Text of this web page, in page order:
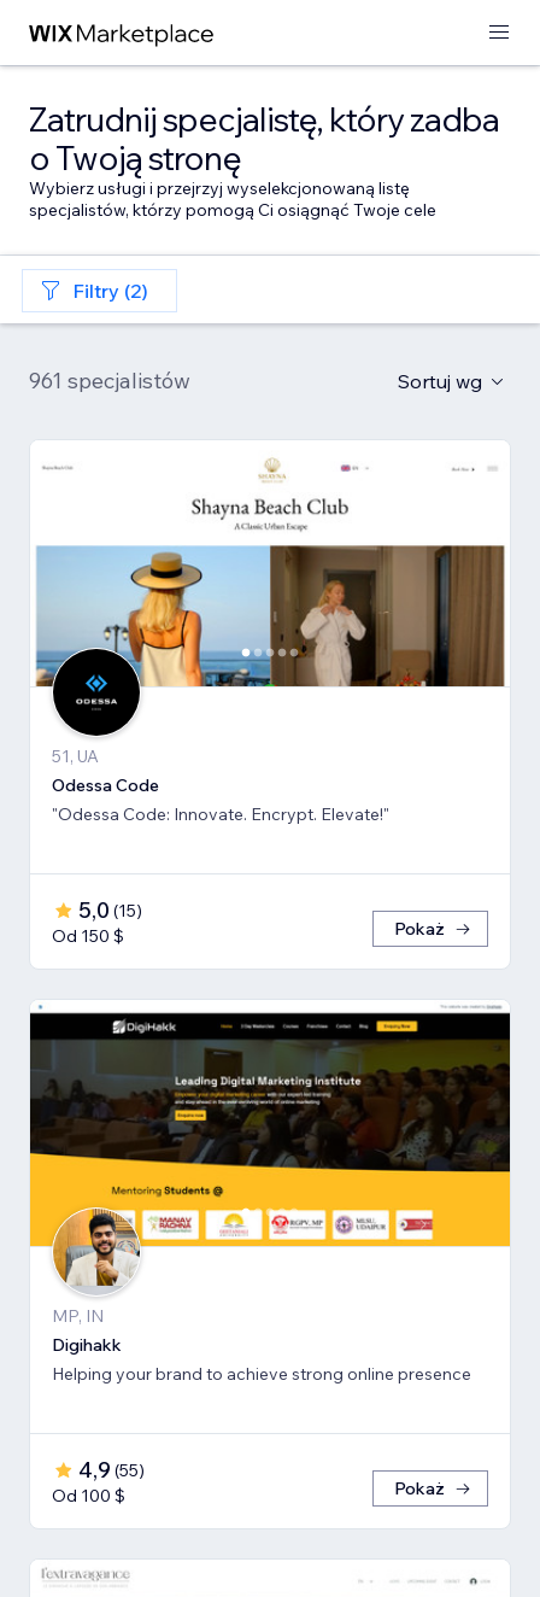
Zatrudnij specjalistę, który zadba
o Twoją stronę
Wybierz usługi i przejrzyj wyselekcjonowaną listę
specjalistów, którzy pomogą Ci osiągnąć Twoje cele
Filtry (2)
961 specjalistów Sortuj wg
51, UA
Odessa Code
"Odessa Code: Innovate. Encrypt. Elevate!"
5,0 (15)
Od 150 $
Pokaż
MP, IN
Digihakk
Helping your brand to achieve strong online presence
4,9 (55)
Od 100 $
Pokaż